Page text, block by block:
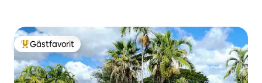
Populär gästfavorit
Gästfavorit